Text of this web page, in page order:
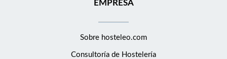
EMPRESA
Sobre hosteleo.com
Consultoría de Hostelería